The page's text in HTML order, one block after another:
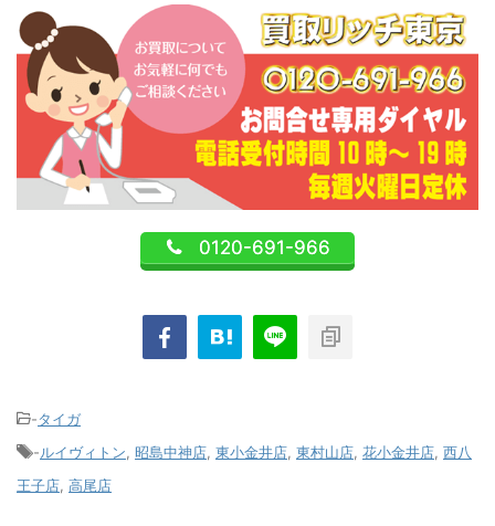
0120-691-966
-タイガ
-ルイヴィトン, 昭島中神店, 東小金井店, 東村山店, 花小金井店, 西八
王子店, 高尾店